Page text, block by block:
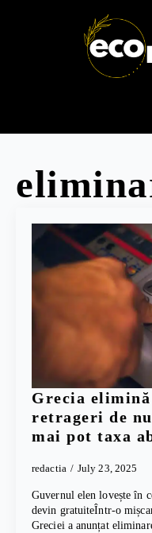
Grecia
retrageri de
mai pot taxa
redactia July 23, 2025
Guvernul elen lovește în
devin gratuiteÎntr-o
Greciei a anunțat